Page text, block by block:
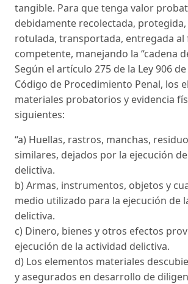
tangible. Para que tenga valor
debidamente recolectada, protegida,
rotulada, transportada, entregada
competente, manejando la “cadena
Según el artículo 275 de la Ley 906
Código de Procedimiento Penal, los
materiales probatorios y evidencia
siguientes:
“a) Huellas, rastros, manchas,
similares, dejados por la ejecución
delictiva.
b) Armas, instrumentos, objetos y
medio utilizado para la ejecución de
delictiva.
c) Dinero, bienes y otros efectos
ejecución de la actividad delictiva.
d) Los elementos materiales
y asegurados en desarrollo de